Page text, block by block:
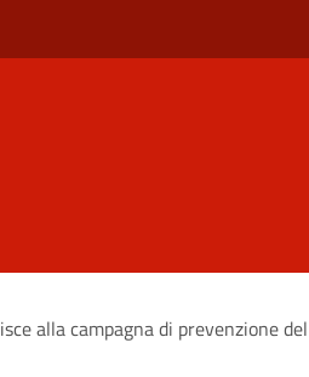
alla campagna di prevenzione